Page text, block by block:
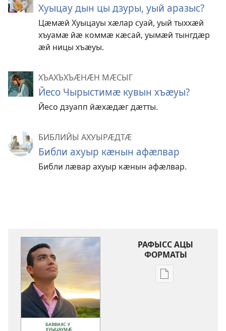
Хуыцау дын цы дзуры, уый аразыс?
Цӕмӕй Хуыцауы хӕлар суай, уый тыххӕй
хъуамӕ йӕ коммӕ кӕсай, уымӕй тынгдӕр
ӕй ницы хъӕуы.
ХЪАХЪХЪӔНӔН МӔСЫГ
Йесо Чырыстимӕ кувын хъӕуы?
Йесо дзуапп йӕхӕдӕг дӕтты.
БИБЛИЙЫ АХУЫРӔДТӔ
Библи ахуыр кӕнын афӕлвар
Библи лӕвар ахуыр кӕнын афӕлвар.
РАФЫСС АЦЫ
ФОРМАТЫ
Публикацитӕ